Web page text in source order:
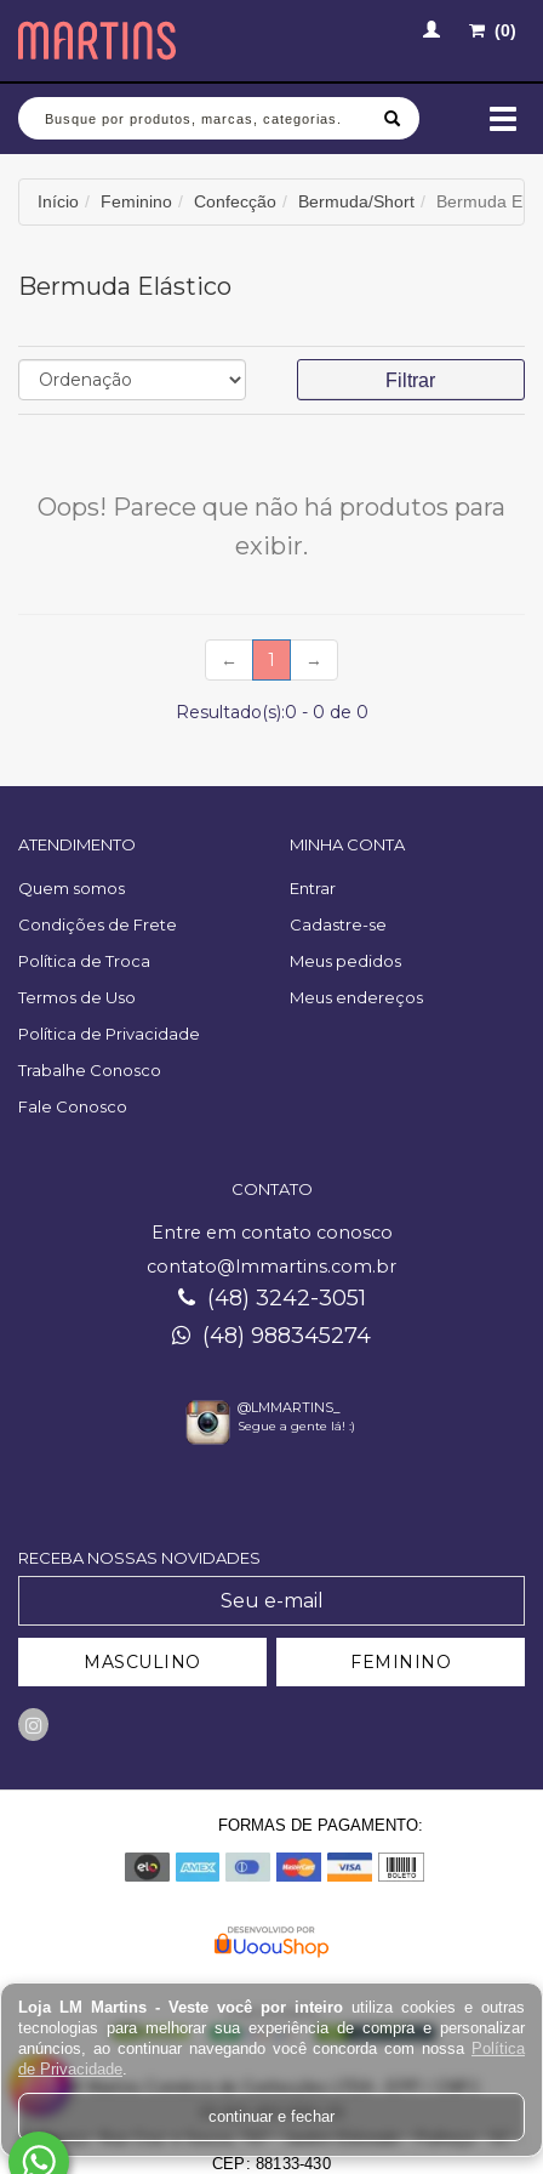
(0)
Busca
Loja LM Martins - Veste você por inteiro utiliza cookies e outras
tecnologias para melhorar sua experiência de compra e personalizar
anúncios, ao continuar navegando você concorda com nossa Política
de Privacidade
continuar e fechar
Início Feminino Confecção Bermuda/Short Bermuda
Bermuda Elástico
Filtrar
Oops! Parece que não há produtos para
exibir.
← 1 (current)
→
Resultado(s):0 - 0 de 0
ATENDIMENTO
Quem somos
Condições de Frete
Política de Troca
Termos de Uso
Política de Privacidade
Trabalhe Conosco
Fale Conosco
MINHA CONTA
Entrar
Cadastre-se
Meus pedidos
Meus endereços
CONTATO
Entre em contato conosco
contato@lmmartins.com.br
(48) 3242-3051
(48) 988345274
@LMMARTINS_
Segue a gente lá! :)
RECEBA NOSSAS NOVIDADES
MASCULINO FEMININO
FORMAS DE PAGAMENTO:
03.823.403.0001-29
Endereço: Rua Cruz e Souza, 767 - Jardim Eldorado - Palhoça - SC -
CEP: 88133-430